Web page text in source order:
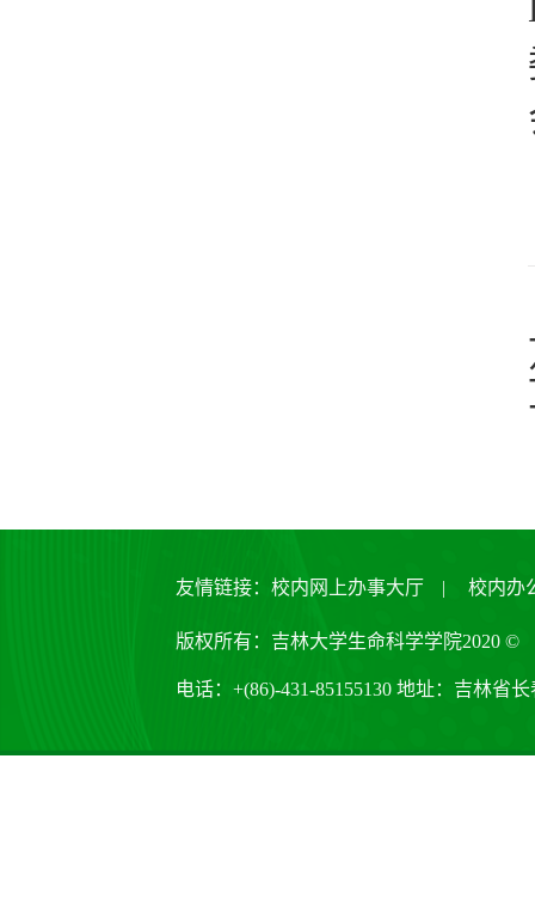
友情链接： 校内网上办事大厅 | 校内办
版权所有：吉林大学生命科学学院2020 ©
电话：+(86)-431-85155130 地址：吉林省